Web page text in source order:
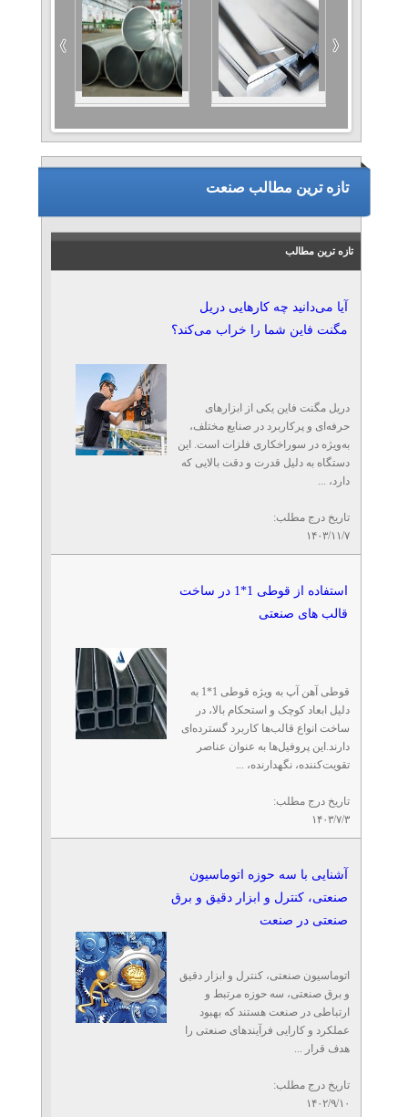
تازه ترین مطالب صنعت
تازه ترین مطالب
آیا می‌دانید چه کارهایی دریل
مگنت فاین شما را خراب می‌کند؟
دریل مگنت فاین یکی از ابزارهای
حرفه‌ای و پرکاربرد در صنایع مختلف،
به‌ویژه در سوراخکاری فلزات است. این
دستگاه به دلیل قدرت و دقت بالایی که
دارد، ...
تاریخ درج مطلب:
۱۴۰۳/۱۱/۷
استفاده از قوطی 1*1 در ساخت
قالب های صنعتی
قوطی آهن آپ به ویژه قوطی 1*1 به
دلیل ابعاد کوچک و استحکام بالا، در
ساخت انواع قالب‌ها کاربرد گسترده‌ای
دارند.این پروفیل‌ها به عنوان عناصر
تقویت‌کننده، نگهدارنده، ...
تاریخ درج مطلب:
۱۴۰۳/۷/۳
آشنایی با سه حوزه اتوماسیون
صنعتی، کنترل و ابزار دقیق و برق
صنعتی در صنعت
اتوماسیون صنعتی، کنترل و ابزار دقیق
و برق صنعتی، سه حوزه مرتبط و
ارتباطی در صنعت هستند که بهبود
عملکرد و کارایی فرآیندهای صنعتی را
هدف قرار ...
تاریخ درج مطلب:
۱۴۰۲/۹/۱۰